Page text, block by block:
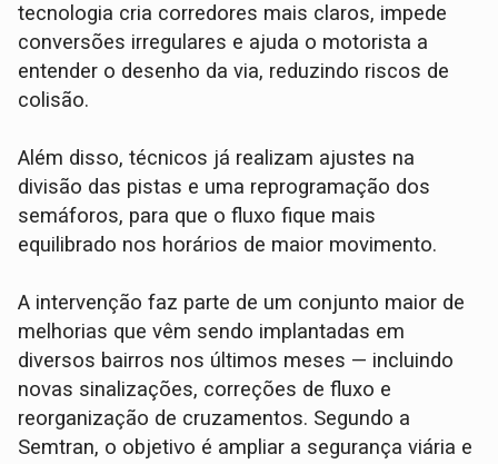
tecnologia cria corredores mais claros, impede
conversões irregulares e ajuda o motorista a
entender o desenho da via, reduzindo riscos de
colisão.
Além disso, técnicos já realizam ajustes na
divisão das pistas e uma reprogramação dos
semáforos, para que o fluxo fique mais
equilibrado nos horários de maior movimento.
A intervenção faz parte de um conjunto maior de
melhorias que vêm sendo implantadas em
diversos bairros nos últimos meses — incluindo
novas sinalizações, correções de fluxo e
reorganização de cruzamentos. Segundo a
Semtran, o objetivo é ampliar a segurança viária e